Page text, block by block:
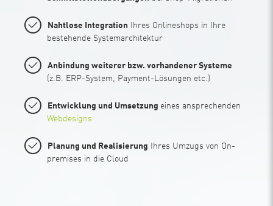
Nahtlose Integration Ihres Onlineshops in Ihre
bestehende Systemarchitektur
Anbindung weiterer bzw. vorhandener Systeme
(z.B. ERP-System, Payment-Lösungen etc.)
Entwicklung und Umsetzung eines ansprechenden
Webdesigns
Planung und Realisierung Ihres Umzugs von On-
premises in die Cloud